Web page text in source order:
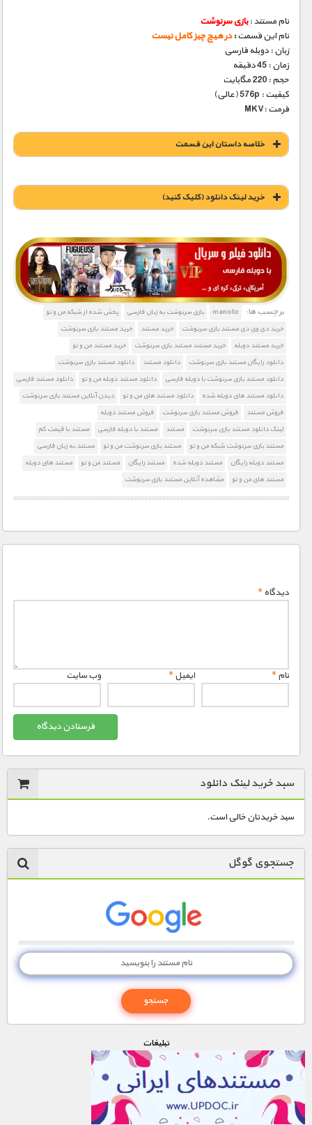
نام مستند :بازی سرنوشت
نام این قسمت:در هیچ چیز کامل نیست
زبان : دوبله فارسی
زمان : 45 دقیقه
حجم : 220 مگابایت
کیفیت : 576p (عالی)
فرمت :MKV
خلاصه داستان این قسمت
خريد لينک دانلود (کليک کنيد)
1900 تومان – خريد لينک دانلود (افزودن به سبد خريد)
برچسب ها: manoto بازی سرنوشت به زبان فارسی
پخش شده از شبکه من و تو
خرید دی وی دی مستند بازی سرنوشت
خرید مستند
خرید مستند بازی سرنوشت
خرید مستند دوبله
خرید مستند مستند بازی سرنوشت
خرید مستند من و تو
دانلود رایگان مستند بازی سرنوشت
دانلود مستند
دانلود مستند بازی سرنوشت
دانلود مستند بازی سرنوشت با دوبله فارسی
دانلود مستند دوبله من و تو
دانلود مستند فارسی
دانلود مستند های دوبله شده
دانلود مستند های من و تو
دیدن آنلاین مستند بازی سرنوشت
فروش مستند
فروش مستند بازی سرنوشت
فروش مستند دوبله
لینک دانلود مستند بازی سرنوشت
مستند مستند با دوبله فارسی
مستند با قیمت کم
مستند بازی سرنوشت شبکه من و تو
مستند بازی سرنوشت من و تو
مستند به زبان فارسی
مستند دوبله رایگان
مستند دوبله شده مستند رایگان مستند من و تو
مستند های دوبله
مستند های من و تو
مشاهده آنلاین مستند بازی سرنوشت
دیدگاه*
نام* ایمیل* وب‌ سایت
سبد خرید لینک دانلود
سبد خریدتان خالی است.
جستجوی گوگل
تبليغات